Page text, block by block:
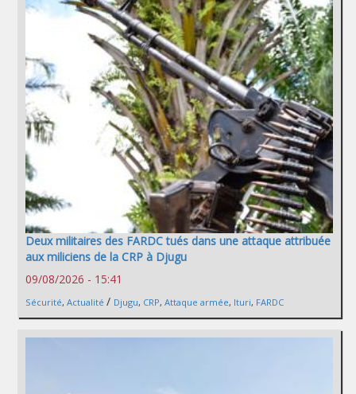
Deux militaires des FARDC tués dans une attaque attribuée
aux miliciens de la CRP à Djugu
09/08/2026 - 15:41
Sécurité, Actualité / Djugu, CRP, Attaque armée, Ituri, FARDC